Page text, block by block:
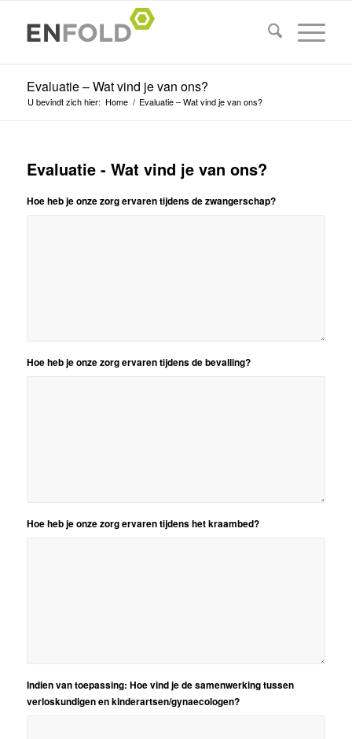
Evaluatie – Wat vind je van ons?
U bevindt zich hier: Home / Evaluatie – Wat vind je van ons?
Evaluatie - Wat vind je van ons?
Hoe heb je onze zorg ervaren tijdens de zwangerschap?
Hoe heb je onze zorg ervaren tijdens de bevalling?
Hoe heb je onze zorg ervaren tijdens het kraambed?
Indien van toepassing: Hoe vind je de samenwerking tussen
verloskundigen en kinderartsen/gynaecologen?